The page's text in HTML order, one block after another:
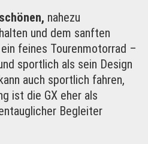
nahezu
und dem sanften
feines Tourenmotorrad –
sportlich als sein Design
auch sportlich fahren,
ist die GX eher als
Begleiter